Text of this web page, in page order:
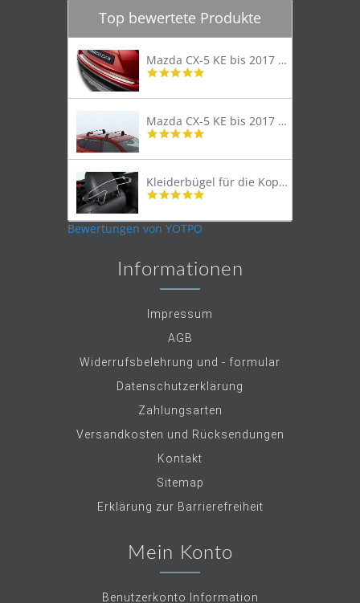
Top bewertete Produkte
Mazda CX-5 KE bis 2017 Trittschutzleiste Edelstahl original
4.8
rating
Mazda CX-5 KE bis 2017 Lastenträger Dachträger
4.9
rating
Kleiderbügel für die Kopfstütze
4.9
rating
Bewertungen von YOTPO
Informationen
Impressum
AGB
Widerrufsbelehrung und - formular
Datenschutzerklärung
Zahlungsarten
Versandkosten und Rücksendungen
Kontakt
Sitemap
Erklärung zur Barrierefreiheit
Mein Konto
Benutzerkonto Information